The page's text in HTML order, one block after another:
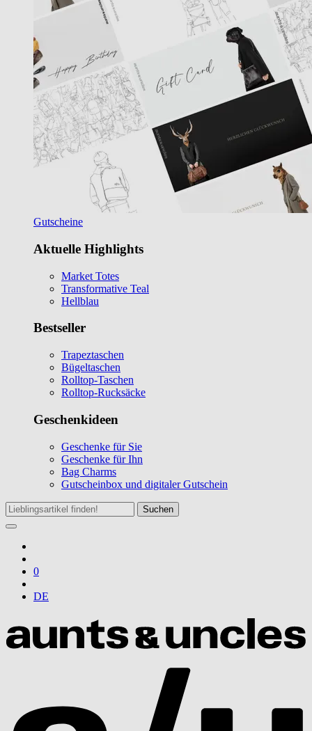
Gutscheine
Aktuelle Highlights
Market Totes
Transformative Teal
Hellblau
Bestseller
Trapeztaschen
Bügeltaschen
Rolltop-Taschen
Rolltop-Rucksäcke
Geschenkideen
Geschenke für Sie
Geschenke für Ihn
Bag Charms
Gutscheinbox und digitaler Gutschein
Suchen
0
DE